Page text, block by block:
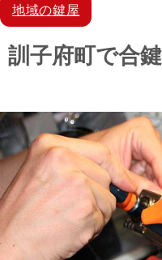
地域の鍵屋
訓子府町で合